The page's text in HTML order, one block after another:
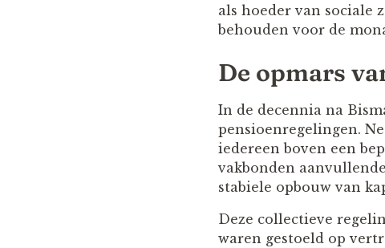
als hoeder van sociale
behouden voor de
De opmars
In de decennia na
pensioenregelingen.
iedereen boven een
vakbonden
stabiele opbouw van
Deze collectieve
waren gestoeld op